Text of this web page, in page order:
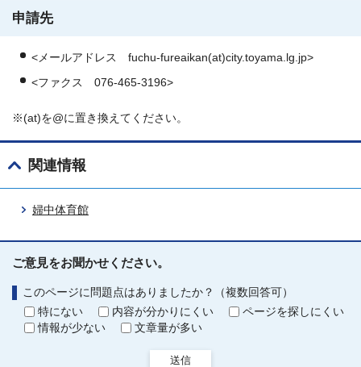
申請先
<メールアドレス fuchu-fureaikan(at)city.toyama.lg.jp>
<ファクス 076-465-3196>
※(at)を@に置き換えてください。
関連情報
婦中体育館
ご意見をお聞かせください。
このページに問題点はありましたか？（複数回答可）
特にない
内容が分かりにくい
ページを探しにくい
情報が少ない
文章量が多い
送信